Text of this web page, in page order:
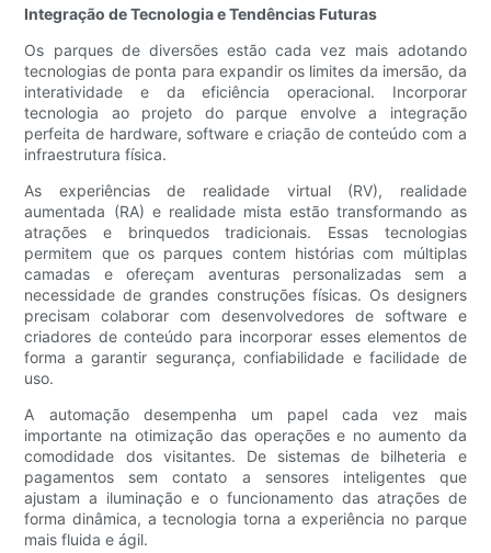
Integração de Tecnologia e Tendências Futuras
Os parques de diversões estão cada vez mais adotando
tecnologias de ponta para expandir os limites da imersão, da
interatividade e da eficiência operacional. Incorporar
tecnologia ao projeto do parque envolve a integração
perfeita de hardware, software e criação de conteúdo com a
infraestrutura física.
As experiências de realidade virtual (RV), realidade
aumentada (RA) e realidade mista estão transformando as
atrações e brinquedos tradicionais. Essas tecnologias
permitem que os parques contem histórias com múltiplas
camadas e ofereçam aventuras personalizadas sem a
necessidade de grandes construções físicas. Os designers
precisam colaborar com desenvolvedores de software e
criadores de conteúdo para incorporar esses elementos de
forma a garantir segurança, confiabilidade e facilidade de
uso.
A automação desempenha um papel cada vez mais
importante na otimização das operações e no aumento da
comodidade dos visitantes. De sistemas de bilheteria e
pagamentos sem contato a sensores inteligentes que
ajustam a iluminação e o funcionamento das atrações de
forma dinâmica, a tecnologia torna a experiência no parque
mais fluida e ágil.